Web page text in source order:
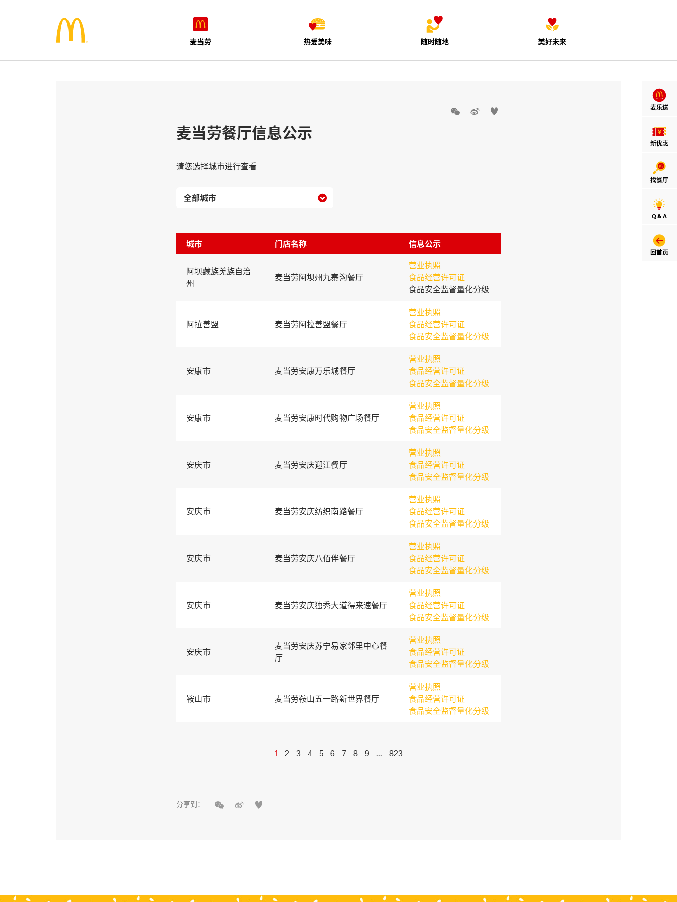
麦当劳 热爱美味 随时随地 美好未来
麦乐送
新优惠
找餐厅
Q & A
回首页
  
麦当劳餐厅信息公示
请您选择城市进行查看

城市 门店名称 信息公示
阿坝藏族羌族自治
州
麦当劳阿坝州九寨沟餐厅
营业执照
食品经营许可证
食品安全监督量化分级
阿拉善盟 麦当劳阿拉善盟餐厅
营业执照
食品经营许可证
食品安全监督量化分级
安康市 麦当劳安康万乐城餐厅
营业执照
食品经营许可证
食品安全监督量化分级
安康市 麦当劳安康时代购物广场餐厅
营业执照
食品经营许可证
食品安全监督量化分级
安庆市 麦当劳安庆迎江餐厅
营业执照
食品经营许可证
食品安全监督量化分级
安庆市 麦当劳安庆纺织南路餐厅
营业执照
食品经营许可证
食品安全监督量化分级
安庆市 麦当劳安庆八佰伴餐厅
营业执照
食品经营许可证
食品安全监督量化分级
安庆市 麦当劳安庆独秀大道得来速餐厅
营业执照
食品经营许可证
食品安全监督量化分级
安庆市
麦当劳安庆苏宁易家邻里中心餐
厅
营业执照
食品经营许可证
食品安全监督量化分级
鞍山市 麦当劳鞍山五一路新世界餐厅
营业执照
食品经营许可证
食品安全监督量化分级
1 2 3 4 5 6 7 8 9 ... 823
分享到：   